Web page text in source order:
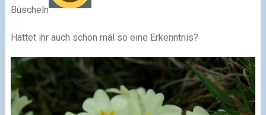
Büscheln
Hattet ihr auch schon mal so eine Erkenntnis?